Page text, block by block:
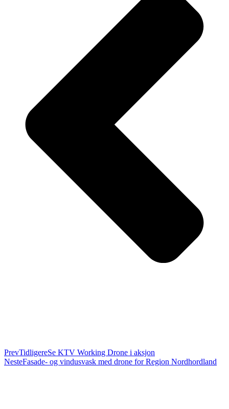
PrevTidligereSe KTV Working Drone i aksjon
NesteFasade- og vindusvask med drone for Region Nordhordland